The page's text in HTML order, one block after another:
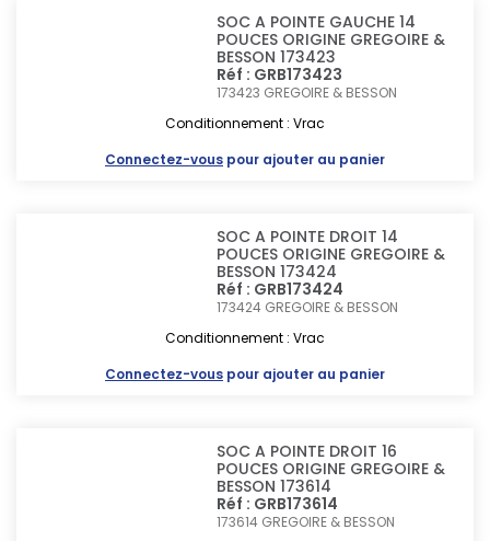
SOC A POINTE GAUCHE 14
POUCES ORIGINE GREGOIRE &
BESSON 173423
Réf : GRB173423
173423 GREGOIRE & BESSON
Conditionnement : Vrac
Connectez-vous pour ajouter au panier
SOC A POINTE DROIT 14
POUCES ORIGINE GREGOIRE &
BESSON 173424
Réf : GRB173424
173424 GREGOIRE & BESSON
Conditionnement : Vrac
Connectez-vous pour ajouter au panier
SOC A POINTE DROIT 16
POUCES ORIGINE GREGOIRE &
BESSON 173614
Réf : GRB173614
173614 GREGOIRE & BESSON